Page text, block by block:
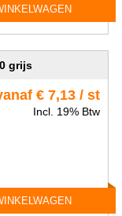
grijs
€ 7,13 / st
Incl. 19% Btw